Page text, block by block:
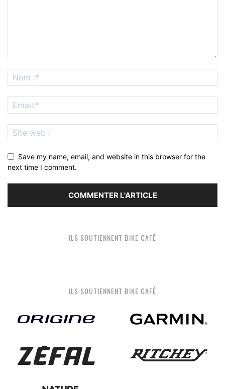
Save my name, email, and website in this browser for the
next time I comment.